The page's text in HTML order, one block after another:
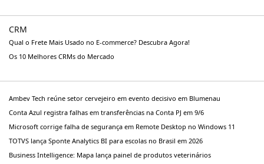
CRM
Qual o Frete Mais Usado no E-commerce? Descubra Agora!
Os 10 Melhores CRMs do Mercado
Ambev Tech reúne setor cervejeiro em evento decisivo em Blumenau
Conta Azul registra falhas em transferências na Conta PJ em 9/6
Microsoft corrige falha de segurança em Remote Desktop no Windows 11
TOTVS lança Sponte Analytics BI para escolas no Brasil em 2026
Business Intelligence: Mapa lança painel de produtos veterinários